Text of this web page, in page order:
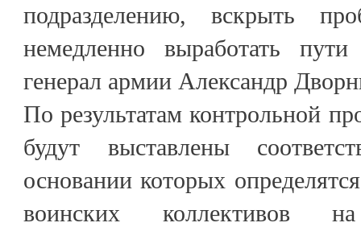
подразделению, вскрыть
немедленно выработать
генерал армии Александр
По результатам контрольной
будут выставлены
основании которых
воинских коллективов